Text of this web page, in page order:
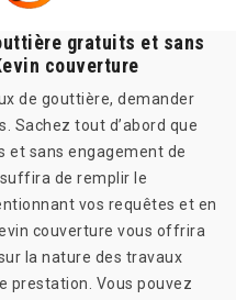
gratuits et sans
couverture
de gouttière, demander
Sachez tout d’abord que
et sans engagement de
de remplir le
vos requêtes et en
couverture vous offrira
la nature des travaux
prestation. Vous pouvez